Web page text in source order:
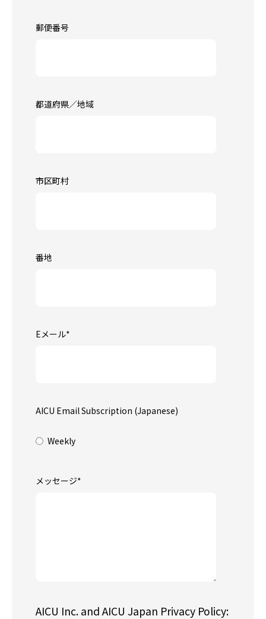
郵便番号
都道府県／地域
市区町村
番地
Eメール*
AICU Email Subscription (Japanese)
Weekly
メッセージ*
AICU Inc. and AICU Japan Privacy Policy: